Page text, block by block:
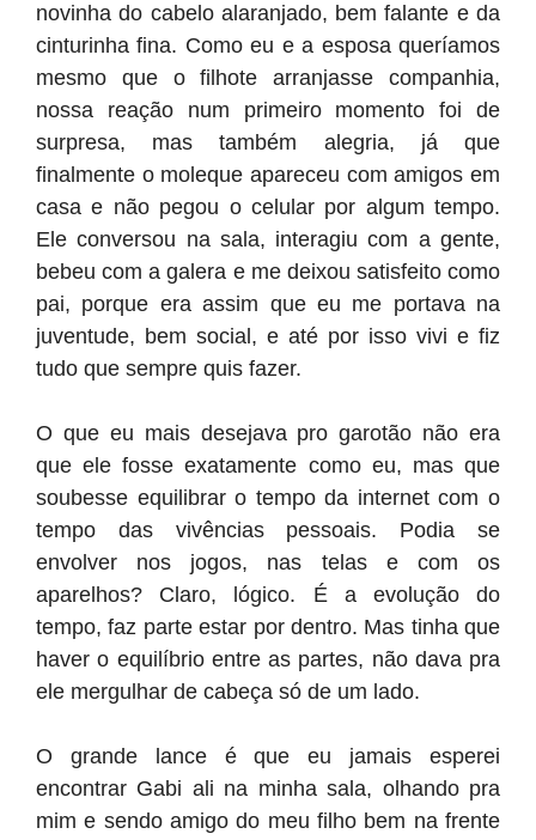
novinha do cabelo alaranjado, bem falante e da
cinturinha fina. Como eu e a esposa queríamos
mesmo que o filhote arranjasse companhia,
nossa reação num primeiro momento foi de
surpresa, mas também alegria, já que
finalmente o moleque apareceu com amigos em
casa e não pegou o celular por algum tempo.
Ele conversou na sala, interagiu com a gente,
bebeu com a galera e me deixou satisfeito como
pai, porque era assim que eu me portava na
juventude, bem social, e até por isso vivi e fiz
tudo que sempre quis fazer.
O que eu mais desejava pro garotão não era
que ele fosse exatamente como eu, mas que
soubesse equilibrar o tempo da internet com o
tempo das vivências pessoais. Podia se
envolver nos jogos, nas telas e com os
aparelhos? Claro, lógico. É a evolução do
tempo, faz parte estar por dentro. Mas tinha que
haver o equilíbrio entre as partes, não dava pra
ele mergulhar de cabeça só de um lado.
O grande lance é que eu jamais esperei
encontrar Gabi ali na minha sala, olhando pra
mim e sendo amigo do meu filho bem na frente